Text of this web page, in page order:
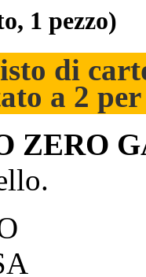
1 pezzo)
di
a 2 per
ZERO